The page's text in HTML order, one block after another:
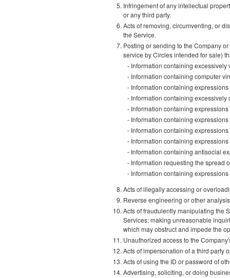
Infringement of any intellectual
or any third party.
Acts of removing, circumventing, or
the Service.
Posting or sending to the Company
service by Circles intended for sale)
Information containing
Information containing computer
Information containing
Information containing excessively
Information containing
Information containing
Information containing
Information containing
Information containing antisocial
Information requesting the spread
Information containing
Acts of illegally accessing or
Reverse engineering or other
Acts of fraudulently manipulating the
Services; making unreasonable
which may obstruct and impede the
Unauthorized access to the
Acts of impersonation of a third party
Acts of using the ID or password of
Advertising, soliciting, or doing